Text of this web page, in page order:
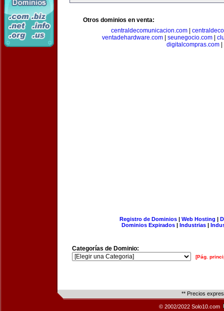
Otros dominios en venta:
centraldecomunicacion.com
ventadehardware.com| seunegocio.com|
digitalcompras.com
Registro de Dominios| Web Hosting |
Dominios Expirados | Industrias |
Categorías de Dominio:
[Pág.
** Precios
© 2002/2022 Solo10.com